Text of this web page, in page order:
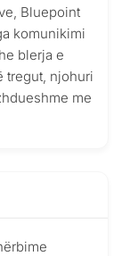
Bluepoint
komunikimi
blerja e
tregut, njohuri
me